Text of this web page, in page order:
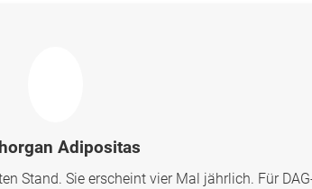
Adipositas
Stand. Sie erscheint vier Mal jährlich. Für